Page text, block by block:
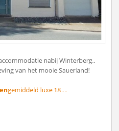
nabij Winterberg..
van het mooie Sauerland!
gemiddeld luxe 18 . .